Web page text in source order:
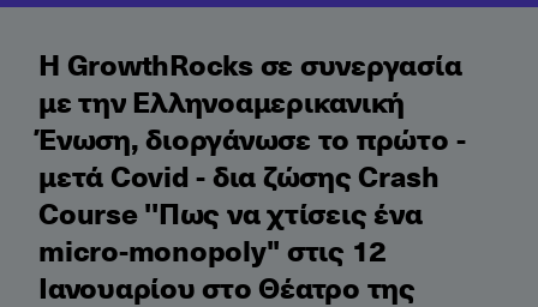
Η GrowthRocks σε συνεργασία
με την Ελληνοαμερικανική
Ένωση, διοργάνωσε το πρώτο -
μετά Covid - δια ζώσης Crash
Course ''Πως να χτίσεις ένα
micro-monopoly'' στις 12
Ιανουαρίου στο Θέατρο της